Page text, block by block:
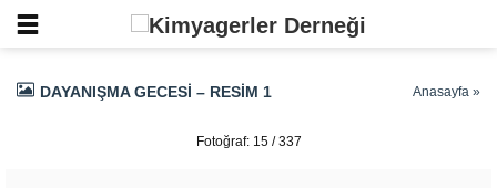
DAYANIŞMA GECESI – RESIM 1 Anasayfa »
Fotoğraf: 15 / 337